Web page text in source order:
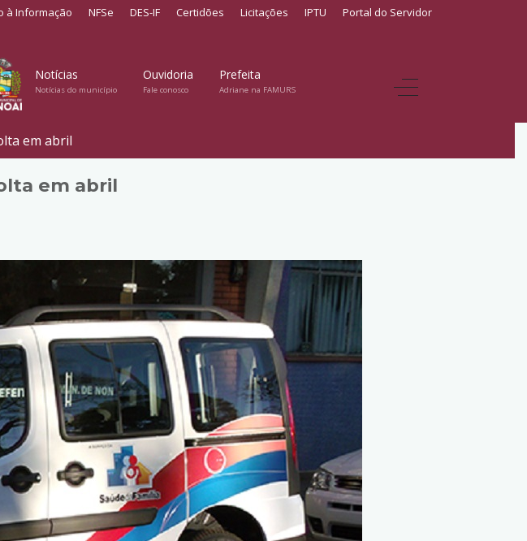
à Informação NFSe DES-IF Certidões Licitações IPTU Portal do Servidor
Notícias
Notícias do município
Ouvidoria
Fale conosco
Prefeita
Adriane na FAMURS
em abril
em abril